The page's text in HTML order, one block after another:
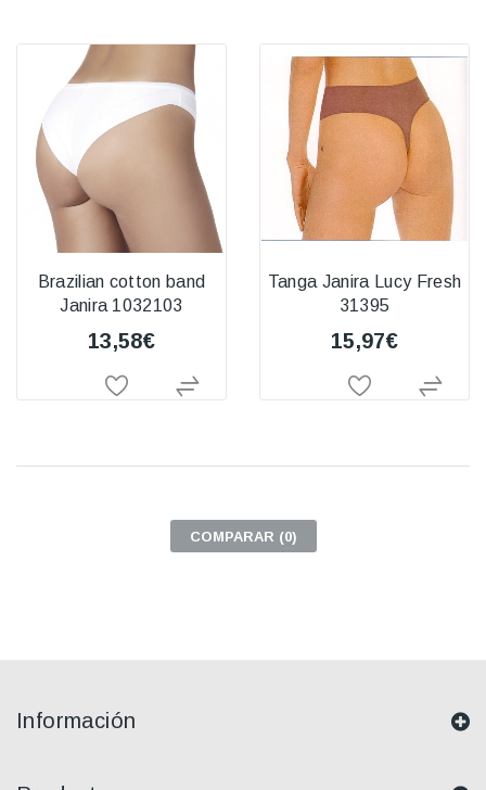
Brazilian cotton band
Janira 1032103
13,58€
Tanga Janira Lucy Fresh
31395
15,97€
COMPARAR (0)
Información